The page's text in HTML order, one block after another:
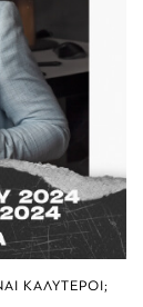
ΚΑΛΥΤΕΡΟΙ;